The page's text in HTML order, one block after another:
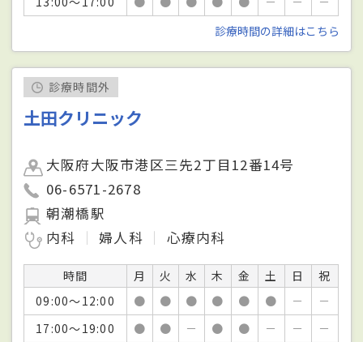
診療時間の詳細はこちら
診療時間外
土田クリニック
大阪府大阪市港区三先2丁目12番14号
06-6571-2678
朝潮橋駅
内科
婦人科 心療内科
時間 月 火 水 木 金 土 日
祝
09:00～12:00
● ● ● ● ● ● －
－
17:00～19:00
● ● － ● ● － － －